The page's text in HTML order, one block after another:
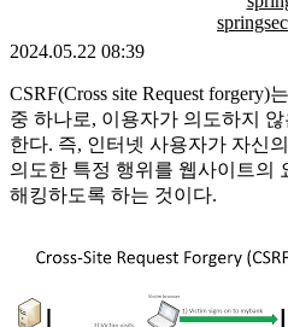
2024.05.22 08:39
CSRF(Cross site Request
중 하나로, 이용자가 의도하지
한다. 즉, 인터넷 사용자가 자신
의도한 특정 행위를 웹사이트의
해킹하도록 하는 것이다.